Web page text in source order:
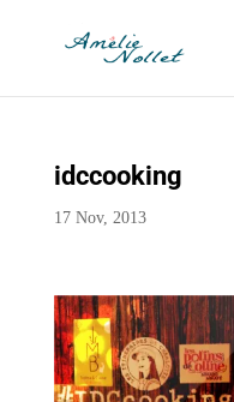
idccooking
17 Nov, 2013